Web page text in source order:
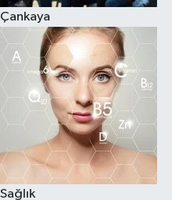
Çankaya
Sağlık